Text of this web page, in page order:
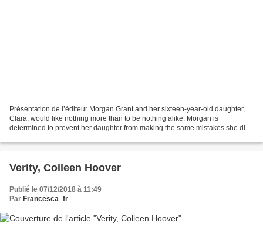
Présentation de l’éditeur Morgan Grant and her sixteen-year-old daughter,
Clara, would like nothing more than to be nothing alike. Morgan is
determined to prevent her daughter from making the same mistakes she did.
Verity, Colleen Hoover
Publié le 07/12/2018 à 11:49
Par Francesca_fr